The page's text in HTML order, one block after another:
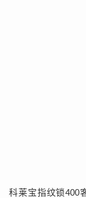
科莱宝指纹锁400